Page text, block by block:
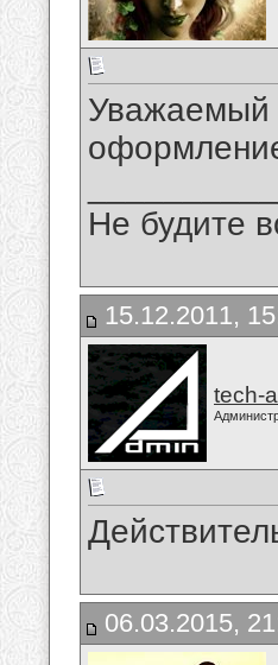
Уважаемый
Не будите
15.12.2011,
tech-
06.03.2015,